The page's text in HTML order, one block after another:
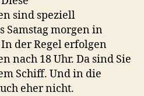
sind speziell
Samstag morgen in
der Regel erfolgen
nach 18 Uhr. Da sind Sie
Schiff. Und in die
eher nicht.